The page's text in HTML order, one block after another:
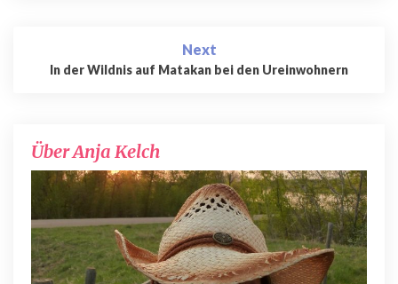
Next
In der Wildnis auf Matakan bei den Ureinwohnern
Über Anja Kelch